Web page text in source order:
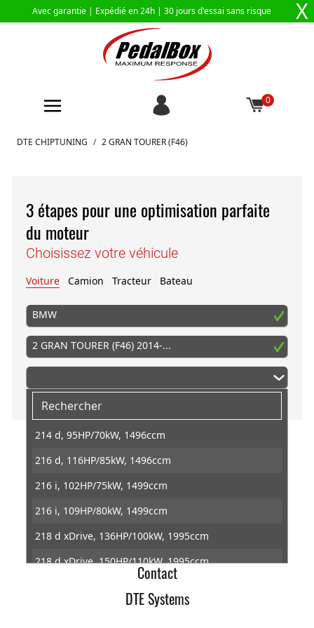
Avec garantie | Expédié en 24h | 30 jours d'essai sans risque X
0
Aller au contenu
DTE CHIPTUNING / 2 GRAN TOURER (F46)
3 étapes pour une optimisation parfaite
du moteur
Choisissez votre véhicule
Voiture Camion Tracteur Bateau
BMW
2 GRAN TOURER (F46) 2014-...
214 d, 95HP/70kW, 1496ccm
216 d, 116HP/85kW, 1496ccm
216 i, 102HP/75kW, 1499ccm
216 i, 109HP/80kW, 1499ccm
218 d xDrive, 136HP/100kW, 1995ccm
218 d xDrive, 150HP/110kW, 1995ccm
DTE Systems
Conditions générales de ventes
Retractation
Protection des données
Contact
DTE Systems